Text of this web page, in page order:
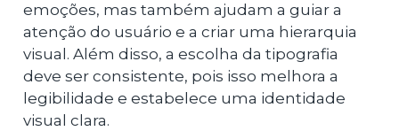
emoções, mas também ajudam a guiar a
atenção do usuário e a criar uma hierarquia
visual. Além disso, a escolha da tipografia
deve ser consistente, pois isso melhora a
legibilidade e estabelece uma identidade
visual clara.